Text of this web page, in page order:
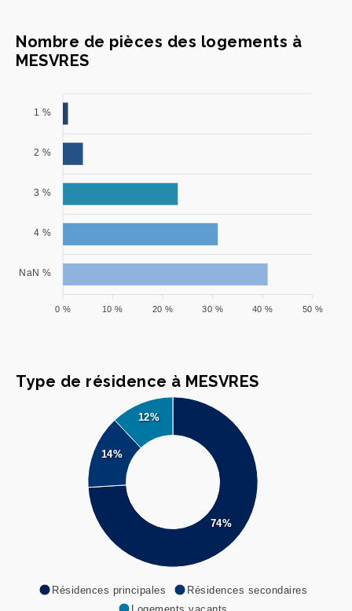
Nombre de pièces des logements à
MESVRES
1 %
2 %
3 %
4 %
NaN %
50 %
40 %
30 %
20 %
10 %
0 %
Type de résidence à MESVRES
74%
14%
12%
Résidences principales
Résidences secondaires